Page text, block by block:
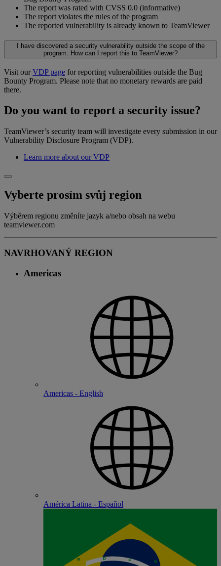
The report was rated with CVSS 0.0 (informative)
The report violates the rules of the program
The reported vulnerability is already known to TeamViewer
I have discovered a security vulnerability outside the scope of the
program. How can I report this to TeamViewer?
Visit ourVDP page for reporting vulnerabilities outside the Bug
Bounty Program. Please note that no monetary rewards are paid
there.
Do you want to report a security issue?
TeamViewer’s security team will investigate every submission in our
Vulnerability Disclosure Program (VDP).
Learn more about our VDP
Vyberte prosím svůj region
Výběrem regionu změníte jazyk a/nebo obsah na webu
teamviewer.com
NAVRHOVANÝ REGION
Americas
Americas - English
América Latina - Español